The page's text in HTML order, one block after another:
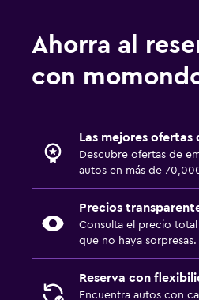
Ahorra al
con
Las mejores
Descubre ofertas de
autos en más de
Precios
Consulta el precio
que no haya sorpresas.
Reserva con
Encuentra autos con